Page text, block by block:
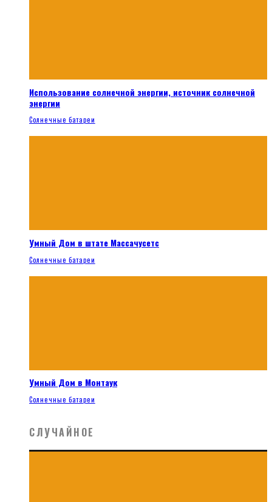
Использование солнечной энергии, источник солнечной
энергии
Солнечные батареи
Умный Дом в штате Массачусетс
Солнечные батареи
Умный Дом в Монтаук
Солнечные батареи
СЛУЧАЙНОЕ